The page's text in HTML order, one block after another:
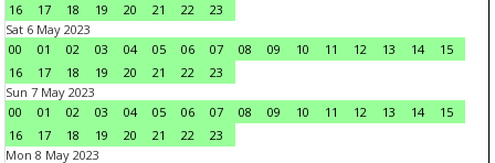
16
17 18 19 20 21 22
23
Sat 6 May 2023
00
01 02 03 04 05 06 07 08 09 10 11 12 13 14
15
16
17 18 19 20 21 22
23
Sun 7 May 2023
00
01 02 03 04 05 06 07 08 09 10 11 12 13 14
15
16
17 18 19 20 21 22
23
Mon 8 May 2023